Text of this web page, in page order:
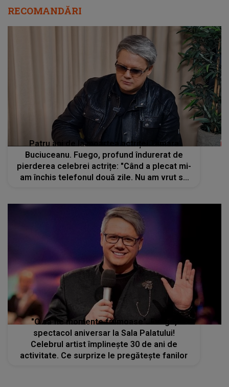
RECOMANDĂRI
Patru ani de la moartea actriței Tamara
Buciuceanu. Fuego, profund îndurerat de
pierderea celebrei actrițe: "Când a plecat mi-
am închis telefonul două zile. Nu am vrut să
"O să fie momente frumoase". Fuego,
spectacol aniversar la Sala Palatului!
Celebrul artist împlinește 30 de ani de
activitate. Ce surprize le pregătește fanilor